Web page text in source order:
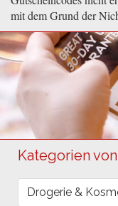
mit dem Grund der
Kategorien
Drogerie &